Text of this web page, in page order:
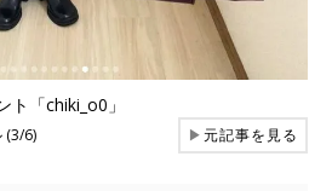
「chiki_o0」
(3/6) ▶元記事を見る